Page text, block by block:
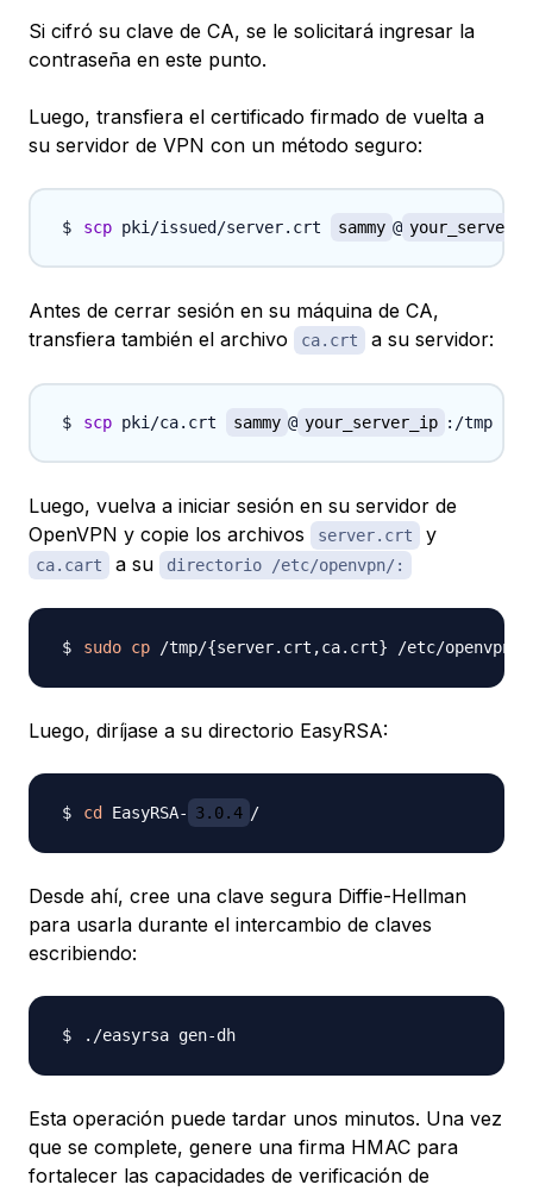
Si cifró su clave de CA, se le solicitará ingresar la
contraseña en este punto.
Luego, transfiera el certificado firmado de vuelta a
su servidor de VPN con un método seguro:
scp pki/issued/server.crt sammy @
Antes de cerrar sesión en su máquina de CA,
transfiera también el archivo
ca.crt a su servidor:
scp pki/ca.crt sammy @ your_server_ip
Luego, vuelva a iniciar sesión en su servidor de
OpenVPN y copie los archivos
server.crt y
ca.cart a su directorio /etc/openvpn/:
sudo cp /tmp/{server.crt,ca.crt}
Luego, diríjase a su directorio EasyRSA:
cd EasyRSA- 3.0.4
Desde ahí, cree una clave segura Diffie-Hellman
para usarla durante el intercambio de claves
escribiendo:
Esta operación puede tardar unos minutos. Una vez
que se complete, genere una firma HMAC para
fortalecer las capacidades de verificación de